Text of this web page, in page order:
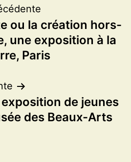
ou la création hors-
une exposition à la
Paris
de jeunes
des Beaux-Arts